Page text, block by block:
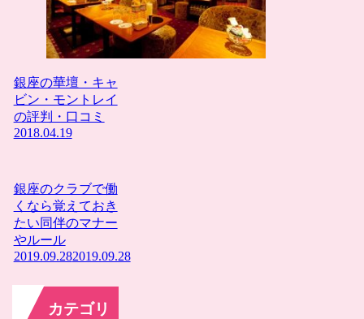
銀座の華壇・キャ
ビン・モントレイ
の評判・口コミ
2018.04.19
銀座のクラブで働
くなら覚えておき
たい同伴のマナー
やルール
2019.09.282019.09.28
カテゴリ